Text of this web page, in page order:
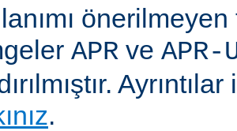
APR ve
.